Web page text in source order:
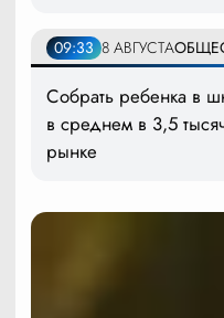
09:33 8 АВГУСТА
Собрать ребенка в
в среднем в 3,5
рынке